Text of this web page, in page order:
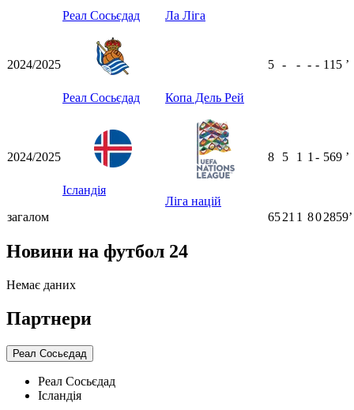
Реал Сосьєдад Ла Ліга
2024/2025
Реал Сосьєдад Копа Дель Рей
5 - - - - 115 ʼ
2024/2025
Ісландія
Ліга націй
8 5 1 1 - 569 ʼ
загалом 6521 1 802859ʼ
Новини на футбол 24
Немає даних
Партнери
Реал Сосьєдад
Реал Сосьєдад
Ісландія